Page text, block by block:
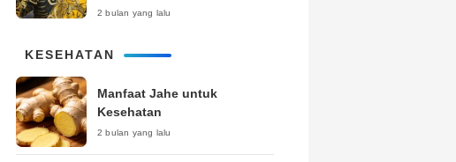
2 bulan yang lalu
KESEHATAN
Manfaat Jahe untuk
Kesehatan
2 bulan yang lalu